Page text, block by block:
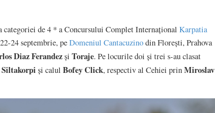
categoriei de 4 * a Concursului Complet Internațional Karpatia
24 septembrie, peDomeniul Cantacuzinodin Florești, Prahova
Diaz Ferandezși Toraje. Pe locurile doi și trei s-au clasat
Siltakorpi și calul Bofey Click, respectiv al Cehiei prinMiroslav